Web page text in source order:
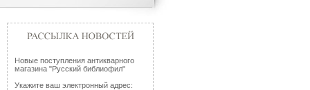
Новые поступления антикварного
магазина "Русский библиофил"
Укажите ваш электронный адрес: